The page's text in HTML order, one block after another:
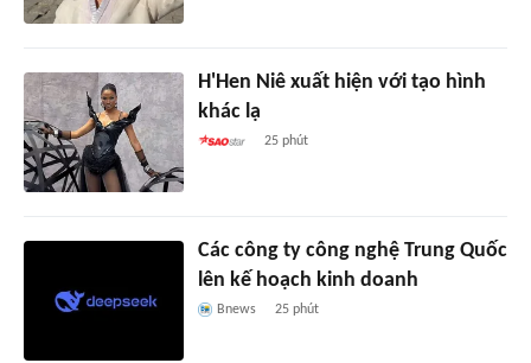
H'Hen Niê xuất hiện với tạo hình
khác lạ
25 phút
Các công ty công nghệ Trung Quốc
lên kế hoạch kinh doanh
Bnews 25 phút